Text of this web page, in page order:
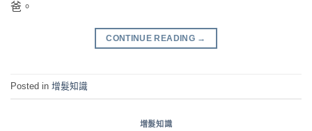
爸。
CONTINUE READING →
Posted in 增髮知識
增髮知識